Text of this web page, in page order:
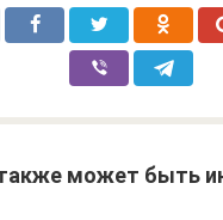
может быть